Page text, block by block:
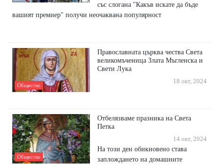
със слогана "Какъв искате да бъде
вашият премиер" получи неочаквана популярност
Общество
Православната църква чества Света
великомъченица Злата Мъгленска и
Свети Лука
18 окт, 2024
Общество
Отбелязваме празника на Света
Петка
14 окт, 2024
На този ден обикновено става
заплождането на домашните